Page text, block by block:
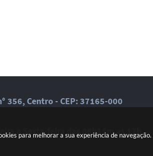
para melhorar a sua experiência de
356, Centro - CEP: 37165-000
a Sexta-feira das 08h15m as 17h